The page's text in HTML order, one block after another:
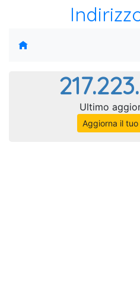
Ultimo
Aggiorna il